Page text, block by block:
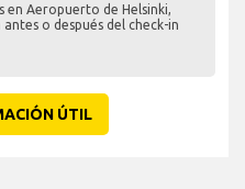
en Aeropuerto de Helsinki,
o después del check-in
ÚTIL